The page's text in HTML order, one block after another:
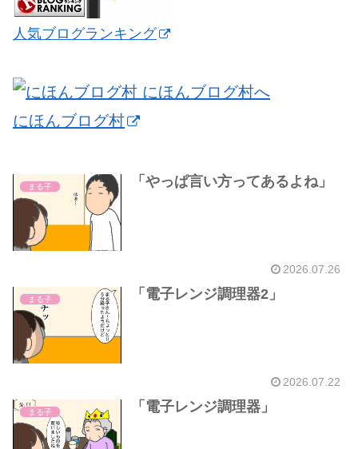
人気ブログランキング
にほんブログ村
まる子 「やっぱ言い方ってあるよね」
2026.07.26
まる子 「電子レンジ調理器2」
2026.07.22
まる子 「電子レンジ調理器」